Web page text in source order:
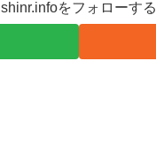
shinr.infoをフォローする